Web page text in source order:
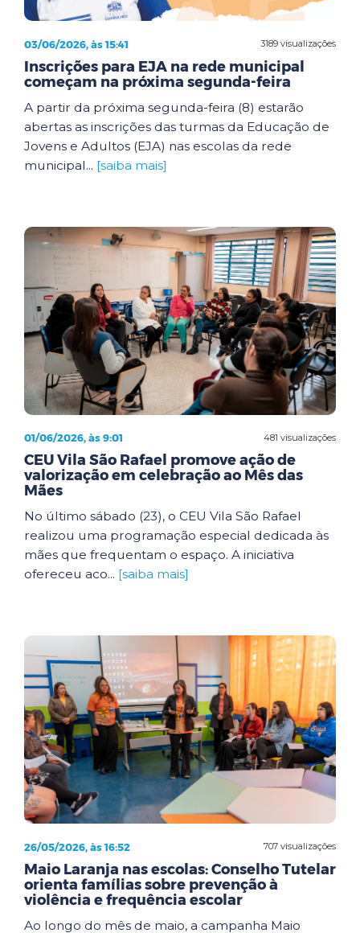
3189 visualizações
03/06/2026, às 15:41
Inscrições para EJA na rede municipal
começam na próxima segunda-feira
A partir da próxima segunda-feira (8) estarão
abertas as inscrições das turmas da Educação de
Jovens e Adultos (EJA) nas escolas da rede
municipal... [saiba mais]
481 visualizações
01/06/2026, às 9:01
CEU Vila São Rafael promove ação de
valorização em celebração ao Mês das
Mães
No último sábado (23), o CEU Vila São Rafael
realizou uma programação especial dedicada às
mães que frequentam o espaço. A iniciativa
ofereceu aco... [saiba mais]
707 visualizações
26/05/2026, às 16:52
Maio Laranja nas escolas: Conselho Tutelar
orienta famílias sobre prevenção à
violência e frequência escolar
Ao longo do mês de maio, a campanha Maio